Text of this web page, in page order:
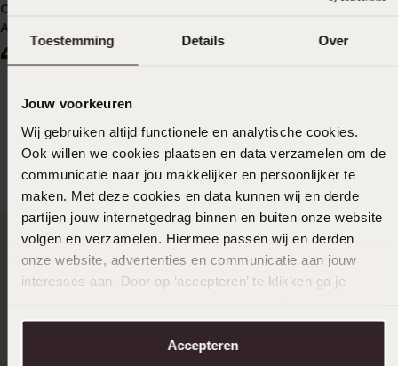
Toestemming Details Over
Jouw voorkeuren
Wij gebruiken altijd functionele en analytische cookies.
Ook willen we cookies plaatsen en data verzamelen om de
communicatie naar jou makkelijker en persoonlijker te
maken. Met deze cookies en data kunnen wij en derde
partijen jouw internetgedrag binnen en buiten onze website
volgen en verzamelen. Hiermee passen wij en derden
onze website, advertenties en communicatie aan jouw
interesses aan. Door op ‘accepteren’ te klikken ga je
aanpassen. Lees er meer over in onscookiebeleid.
Accepteren
Casio Digitaal Heren Horloge
AE-1200WHD-1AVEF
49
1302SG-7AVEF
54 99